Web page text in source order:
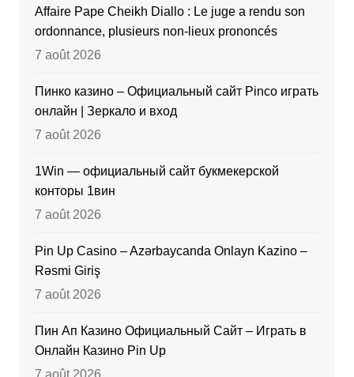
Affaire Pape Cheikh Diallo : Le juge a rendu son
ordonnance, plusieurs non-lieux prononcés
7 août 2026
Пинко казино – Официальный сайт Pinco играть
онлайн | Зеркало и вход
7 août 2026
1Win — официальный сайт букмекерской
конторы 1вин
7 août 2026
Pin Up Casino – Azərbaycanda Onlayn Kazino –
Rəsmi Giriş
7 août 2026
Пин Ап Казино Официальный Сайт – Играть в
Онлайн Казино Pin Up
7 août 2026